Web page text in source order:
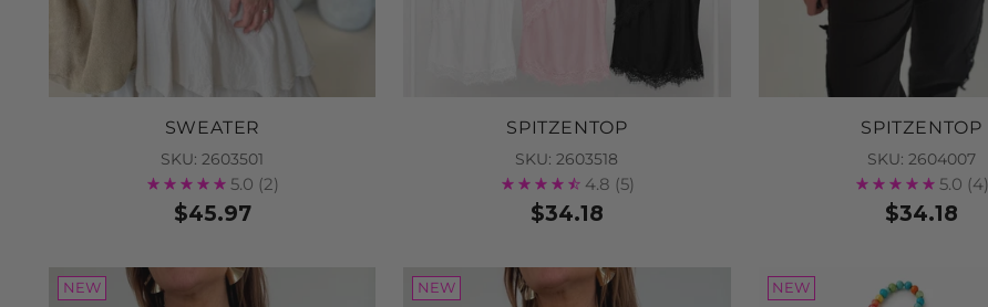
SWEATER
SKU: 2603501
5.0 (2)
$45.97
SPITZENTOP
SKU: 2603518
4.8 (5)
$34.18
SPITZENTOP
SKU: 2604007
5.0 (4)
$34.18
NEW NEW NEW